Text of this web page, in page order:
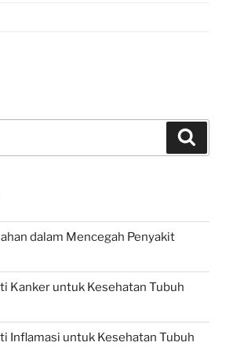
dalam Mencegah Penyakit
Kanker untuk Kesehatan Tubuh
Inflamasi untuk Kesehatan Tubuh